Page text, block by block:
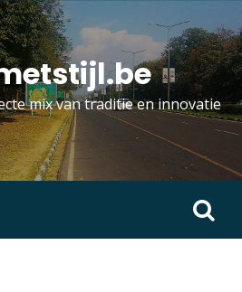
mix van traditie en innovatie
Zoeken
naar: